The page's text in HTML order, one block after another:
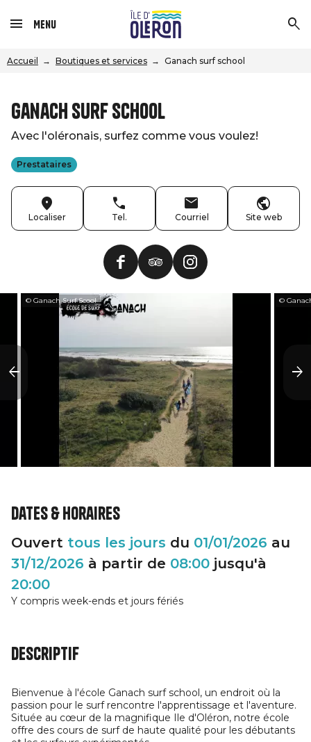
Menu
Accueil Boutiques et services Ganach surf school
Ganach surf school
Avec l'oléronais, surfez comme vous voulez!
Prestataires
Localiser Tel. Courriel Site web
© Ganach Surf Scool ©
Dates & horaires
Ouvert tous les jours du 01/01/2026 au
31/12/2026 à partir de 08:00 jusqu'à
20:00
Y compris week-ends et jours fériés
Descriptif
Bienvenue à l'école Ganach surf school, un endroit où la
passion pour le surf rencontre l'apprentissage et l'aventure.
Située au cœur de la magnifique Ile d'Oléron, notre école
offre des cours de surf de haute qualité pour les débutants